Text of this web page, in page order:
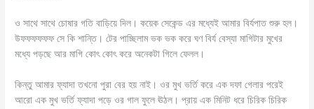
ও সাথে সাথে চোষার গতি বাড়িয়ে দিল। কয়েক সেকেন্ড এর মধ্যেই আমার বির্যপাত শুরু হল।
উফফফফফফ সে কি শান্তি। টের পাচ্ছিলাম ভক ভক করে ঘণ বির্য বেস্যা মাগিটার মুখের
মধ্যে পড়ছে আর মাগি কোৎ কোৎ করে অনেকটা গিলে ফেলল।
কিন্তু আমার ফ্যাদা তখনো পুরা বের হয় নাই। ওর মুখ ভর্তি করে এক দফা গেলার পরেই
আরো এক মুখ ভর্তি ফ্যাদা পড়ে ওর গাল ফুলে ঊঠল। প্রায় এক মিনিট ধরে চিরিক চিরিক